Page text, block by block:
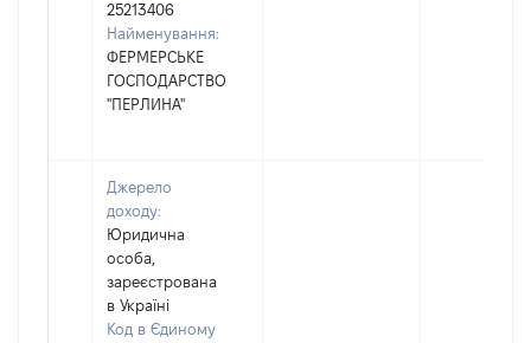
25213406
Найменування:
ФЕРМЕРСЬКЕ
ГОСПОДАРСТВО
"ПЕРЛИНА"
Джерело
доходу:
Юридична
особа,
зареєстрована
в Україні
Код в Єдиному